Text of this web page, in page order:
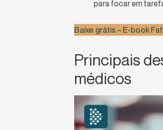
para focar em
Baixe grátis – E-book
Principais
médicos